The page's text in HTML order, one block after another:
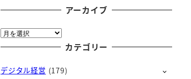
アーカイブ
ア
ー
イ
カテゴリー
デジタル経営 (179)